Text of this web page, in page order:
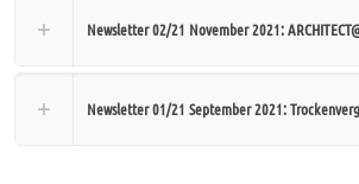
Newsletter 02/21 November 2021:
Newsletter 01/21 September 2021: